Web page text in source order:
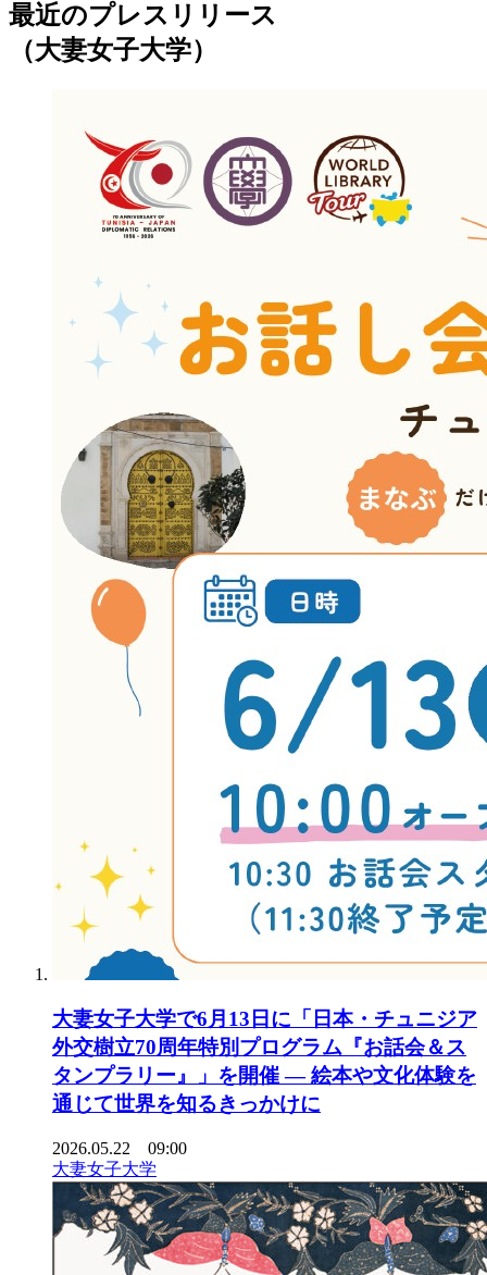
最近のプレスリリース
（大妻女子大学）
大妻女子大学で6月13日に「日本・チュニジア
外交樹立70周年特別プログラム『お話会＆ス
タンプラリー』」を開催 ― 絵本や文化体験を
通じて世界を知るきっかけに
2026.05.22 09:00
大妻女子大学